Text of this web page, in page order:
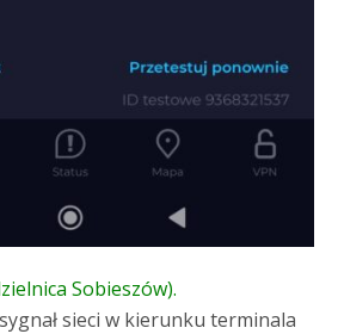
Sobieszów).
sieci w kierunku terminala